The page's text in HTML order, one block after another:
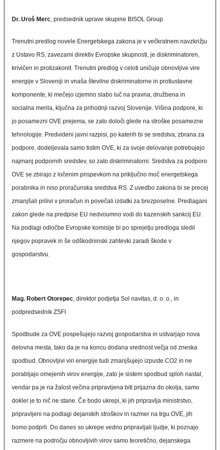
Dr. Uroš Merc, predsednik uprave skupine BISOL Group
Trenutni predlog novele Energetskega zakona je v večkratnem navzkrižju
z Ustavo RS, zavezami direktiv Evropske skupnosti, je diskriminatoren,
krivičen in protizakonit. Trenutni predlog v celoti uničuje obnovljive vire
energije v Sloveniji in vnaša številne diskriminatorne in protiustavne
komponente, ki mečejo izjemno slabo luč na pravna, družbena in
socialna merila, ključna za prihodnji razvoj Slovenije. Višina podpore, ki
jo posamezni OVE prejema, se zato določi glede na stroške posamezne
tehnologije. Predvideni javni razpisi, po katerih bi se sredstva, zbrana za
podpore, dodeljevala samo tistim OVE, ki za svoje delovanje potrebujejo
najmanj podpornih sredstev, so zato diskriminatorni. Sredstva za podporo
OVE se zbirajo z ločenim prispevkom na priključno moč energetskega
porabnika in niso proračunska sredstva RS. Z uvedbo zakona bi se precej
zmanjšali prilivi v proračun in povečali izdatki za brezposelne. Predlagani
zakon glede na predpise EU nedvoumno vodi do kazenskih sankcij EU.
Na podlagi odločbe Evropske komisije bi po sprejetju predloga sledil
njegov popravek in še odškodninski zahtevki zaradi škode v
gospodarstvu.
Mag. Robert Otorepec, direktor podjetja Sol navitas, d. o. o., in
podpredsednik ZSFI
Spodbude za OVE pospešujejo razvoj gospodarstva in ustvarjajo nova
delovna mesta, tako da je na koncu dodana vrednost večja od zneska
spodbud. Obnovljivi viri energije tudi zmanjšujejo izpuste CO2 in ne
porabljajo omejenih virov energije, zato je sistem spodbud sploh nastal,
vendar pa je na žalost večina pripravljena biti prijazna do okolja, samo
dokler je to nič ne stane. Če bodo ukrepi, ki jih pripravlja ministrstvo,
pripravljeni na podlagi dejanskih stroškov in razmer na trgu OVE, jih
bomo podprli. Do danes so ukrepe vedno pripravljali ljudje, ki poznajo
razmere na področju obnovljivih virov samo teoretično, dejanskega